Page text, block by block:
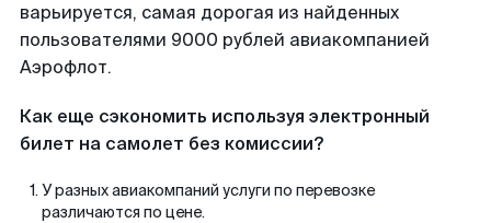
варьируется, самая дорогая из найденных
пользователями 9000 рублей авиакомпанией
Аэрофлот.
Как еще сэкономить используя электронный
билет на самолет без комиссии?
У разных авиакомпаний услуги по перевозке
различаются по цене.